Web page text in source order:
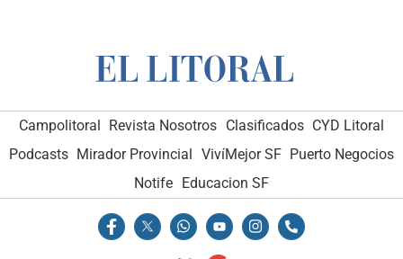
Campolitoral Revista Nosotros Clasificados CYD Litoral
Podcasts Mirador Provincial VivíMejor SF Puerto Negocios
Notife Educacion SF